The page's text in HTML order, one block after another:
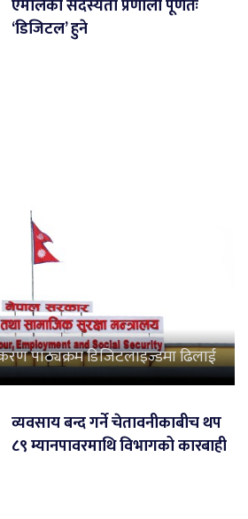
एमालेको सदस्यता प्रणाली पूर्णतः
‘डिजिटल’ हुने
पाठ्यक्रम डिजिटलाइज्डमा ढिलाई
व्यवसाय बन्द गर्ने चेतावनीकाबीच थप
८९ म्यानपावरमाथि विभागको कारबाही